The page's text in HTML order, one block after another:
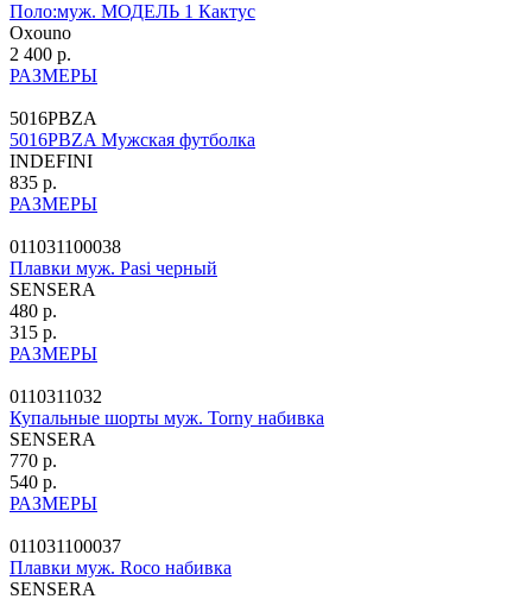
Поло:муж. МОДЕЛЬ 1 Кактус
Oxouno
2 400 р.
РАЗМЕРЫ
5016PBZA
5016PBZA Мужская футболка
INDEFINI
835 р.
РАЗМЕРЫ
011031100038
Плавки муж. Pasi черный
SENSERA
480 р.
315 р.
РАЗМЕРЫ
0110311032
Купальные шорты муж. Torny набивка
SENSERA
770 р.
540 р.
РАЗМЕРЫ
011031100037
Плавки муж. Roco набивка
SENSERA